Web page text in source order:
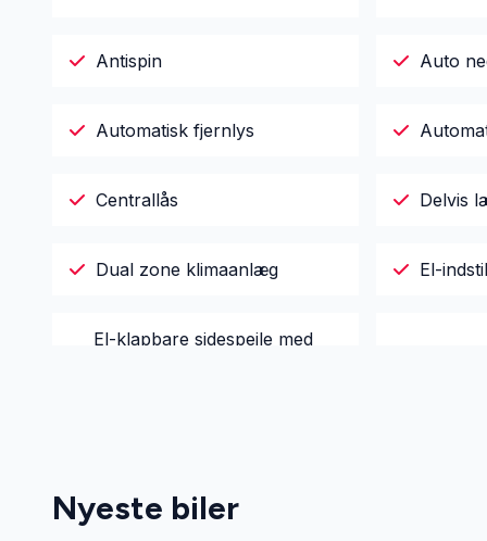
Antispin Auto
Automatisk fjernlys
Centrallås Delvis
Dual zone klimaanlæg El-
El-klapbare sidespejle med
Fartpilot
Nyeste biler